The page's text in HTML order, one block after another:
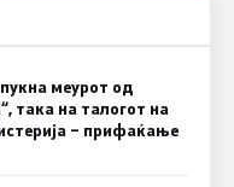
меурот од
така на талогот на
– прифаќање